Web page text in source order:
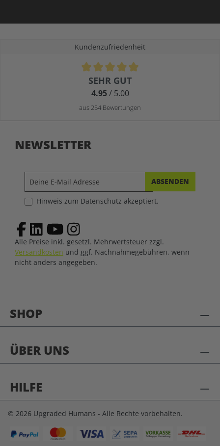
Kundenzufriedenheit
Durchschnittliche Bewertung von 4.9 von 5 Sternen
SEHR GUT
4.95/ 5.00
aus 254 Bewertungen
SHOP
ÜBER UNS
HILFE
NEWSLETTER
ABSENDEN
Hinweis zum Datenschutz akzeptiert.
Alle Preise inkl. gesetzl. Mehrwertsteuer zzgl.
Versandkosten und ggf. Nachnahmegebühren, wenn
nicht anders angegeben.
© 2026 Upgraded Humans - Alle Rechte vorbehalten.